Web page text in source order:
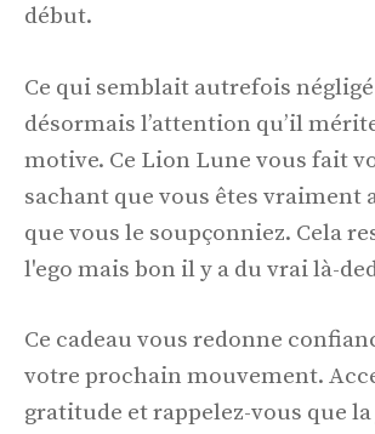
début.
Ce qui semblait autrefois
désormais l’attention qu’il
motive. Ce Lion Lune vous fait
sachant que vous êtes vraiment
que vous le soupçonniez. Cela
l'ego mais bon il y a du vrai là-
Ce cadeau vous redonne
votre prochain mouvement.
gratitude et rappelez-vous que